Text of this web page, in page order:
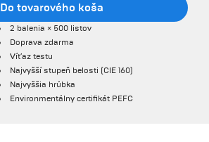
Do tovarového koša
2 balenia × 500 listov
Doprava zdarma
Víťaz testu
Najvyšší stupeň belosti (CIE 160)
Najvyššia hrúbka
Environmentálny certifikát PEFC